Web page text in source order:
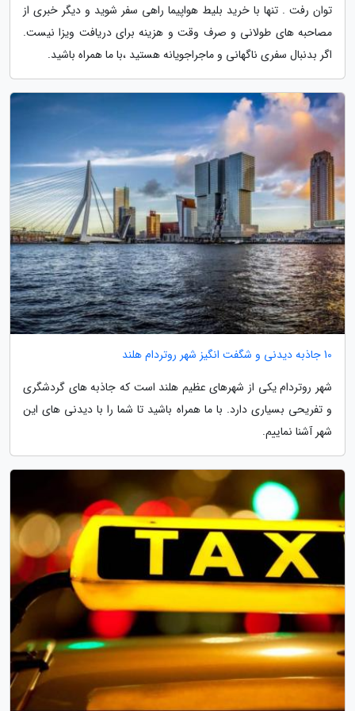
توان رفت . تنها با خرید بلیط هواپیما راهی سفر شوید و دیگر خبری از
مصاحبه های طولانی و صرف وقت و هزینه برای دریافت ویزا نیست.
اگر بدنبال سفری ناگهانی و ماجراجویانه هستید ،با ما همراه باشید.
10 جاذبه دیدنی و شگفت انگیز شهر روتردام هلند
شهر روتردام یکی از شهرهای عظیم هلند است که جاذبه های گردشگری
و تفریحی بسیاری دارد. با ما همراه باشید تا شما را با دیدنی های این
شهر آشنا نماییم.